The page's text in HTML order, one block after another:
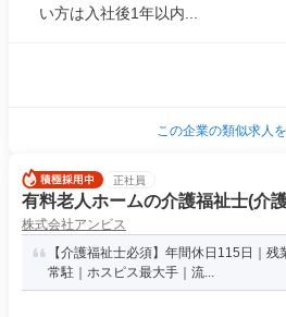
い方は入社後1年以内...
この企業の類似求人
正社員
有料老人ホームの介護福祉士(介
株式会社アンビス
【介護福祉士必須】年間休日115日｜
常駐｜ホスピス最大手｜流...